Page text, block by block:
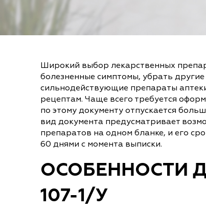
Широкий выбор лекарственных
болезненные симптомы, убрать
сильнодействующие препараты
рецептам. Чаще всего требуется
по этому документу отпускается
вид документа предусматривает
препаратов на одном бланке, и его
60 днями с момента выписки.
ОСОБЕННОСТИ
107-1/У